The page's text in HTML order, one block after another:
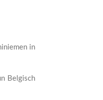
in
Belgisch